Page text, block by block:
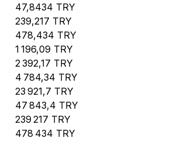
47,8434 TRY
239,217 TRY
478,434 TRY
1 196,09 TRY
2 392,17 TRY
4 784,34 TRY
23 921,7 TRY
47 843,4 TRY
239 217 TRY
478 434 TRY